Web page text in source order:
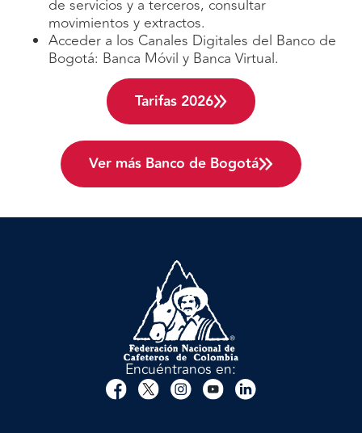
de servicios y a terceros, consultar
movimientos y extractos.
Acceder a los Canales Digitales del Banco de
Bogotá: Banca Móvil y Banca Virtual.
Tarifas 2026
Ver más Banco de Bogotá
Encuéntranos en: